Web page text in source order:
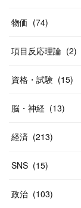
10
物価 (74)
項目反応理論 (2)
資格・試験 (15)
脳・神経 (13)
経済 (213)
SNS (15)
政治 (103)